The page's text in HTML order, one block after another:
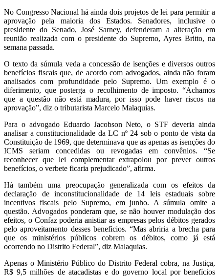
No Congresso Nacional há ainda dois projetos de lei para permitir a
aprovação pela maioria dos Estados. Senadores, inclusive o
presidente do Senado, José Sarney, defenderam a alteração em
reunião realizada com o presidente do Supremo, Ayres Britto, na
semana passada.
O texto da súmula veda a concessão de isenções e diversos outros
benefícios fiscais que, de acordo com advogados, ainda não foram
analisados com profundidade pelo Supremo. Um exemplo é o
diferimento, que posterga o recolhimento de imposto. “Achamos
que a questão não está madura, por isso pode haver riscos na
aprovação”, diz o tributarista Marcelo Malaquias.
Para o advogado Eduardo Jacobson Neto, o STF deveria ainda
analisar a constitucionalidade da LC nº 24 sob o ponto de vista da
Constituição de 1969, que determinava que as apenas as isenções do
ICMS seriam concedidas ou revogadas em convênios. “Se
reconhecer que lei complementar extrapolou por prever outros
benefícios, o verbete ficaria prejudicado”, afirma.
Há também uma preocupação generalizada com os efeitos da
declaração de inconstitucionalidade de 14 leis estaduais sobre
incentivos fiscais pelo Supremo, em junho. A súmula omite a
questão. Advogados ponderam que, se não houver modulação dos
efeitos, o Confaz poderia anistiar as empresas pelos débitos gerados
pelo aproveitamento desses benefícios. “Mas abriria a brecha para
que os ministérios públicos cobrem os débitos, como já está
ocorrendo no Distrito Federal”, diz Malaquias.
Apenas o Ministério Público do Distrito Federal cobra, na Justiça,
R$ 9,5 milhões de atacadistas e do governo local por benefícios